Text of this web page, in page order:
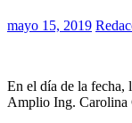
mayo 15, 2019
En el día de la fecha,
Amplio Ing. Carolina